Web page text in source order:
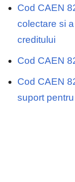
Cod CAEN
colectare si
creditului
Cod CAEN
Cod CAEN
suport